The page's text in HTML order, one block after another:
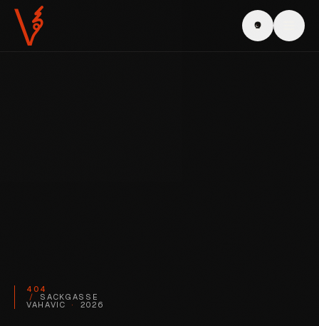
404
/ SACKGASSE
VAHAVIC · 2026